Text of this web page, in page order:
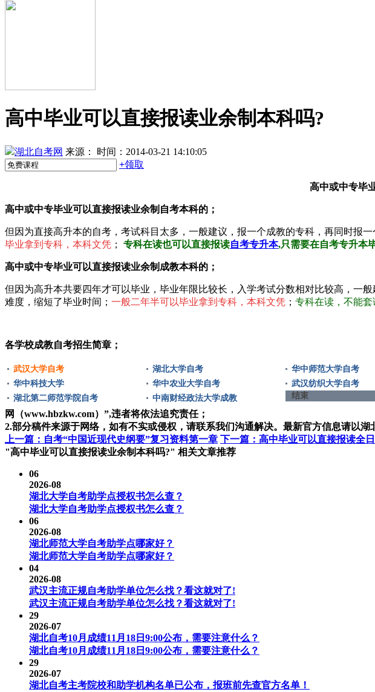
高中毕业可以直接报读业余制本科吗?
湖北自考网 来源：
时间：2014-03-21 14:10:05
+领取
高中或中专毕
高中或中专毕业可以直接报读业余制自考本科的；
但因为直接高升本的自考，考试科目太多，一般建议，报一个成教的专科，再同时报
毕业拿到专科 ，本科文凭 ； 专科在读也可以直接报读自考专升本,只需要在自考专升本
高中或中专毕业可以直接报读业余制成教本科的；
但因为高升本共要四年才可以毕业，毕业年限比较长，入学考试分数相对比较高，一
难度，缩短了毕业时间； 一般二年半可以毕业拿到专科，本科文凭 ； 专科在读，不能
各学校成教自考招生简章；
武汉大学自考 湖北大学自考 华中师范大学自考
华中科技大学
华中农业大学自考 武汉纺织大学自考
湖北第二师范学院自考
中南财经政法大学成教 结束
网（www.hbzkw.com）”,违者将依法追究责任；
2.部分稿件来源于网络，如有不实或侵权，请联系我们沟通解决。最新官方信息请以湖
上一篇：自考“中国近现代史纲要”复习资料第一章 下一篇：高中毕业可以直接报读全
"高中毕业可以直接报读业余制本科吗?" 相关文章推荐
06
2026-08
湖北大学自考助学点授权书怎么查？
湖北大学自考助学点授权书怎么查？
06
2026-08
湖北师范大学自考助学点哪家好？
湖北师范大学自考助学点哪家好？
04
2026-08
武汉主流正规自考助学单位怎么找？看这就对了!
武汉主流正规自考助学单位怎么找？看这就对了!
29
2026-07
湖北自考10月成绩11月18日9:00公布，需要注意什么？
湖北自考10月成绩11月18日9:00公布，需要注意什么？
29
2026-07
湖北自考主考院校和助学机构名单已公布，报班前先查官方名单！